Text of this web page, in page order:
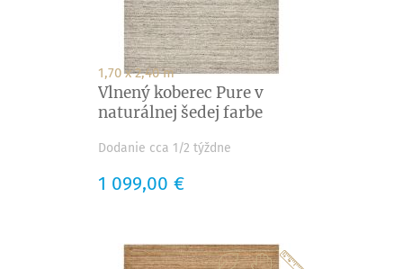
1,70 x 2,40 m
Vlnený koberec Pure v
naturálnej šedej farbe
Dodanie cca 1/2 týždne
Cena
1 099,00 €